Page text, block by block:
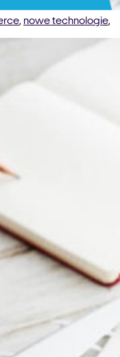
, nowe technologie,